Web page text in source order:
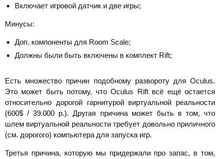
Включает игровой датчик и две игры;
Минусы:
Доп. компоненты для Room Scale;
Должны были быть включены в комплект Rift;
Есть множество причин подобному развороту для Oculus.
Это может быть потому, что Oculus Rift всё ещё остается
относительно дорогой гарнитурой виртуальной реальности
(600$ / 39.000 р.). Другая причина может быть в том, что
шлем виртуальной реальности требует довольно приличного
(см. дорогого) компьютера для запуска игр.
Третья причина, которую мы придержали про запас, в том,